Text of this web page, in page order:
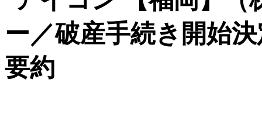
ー／破産手続き開始
要約